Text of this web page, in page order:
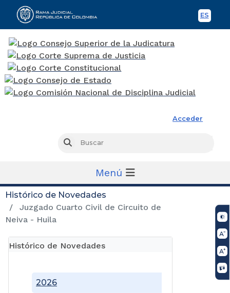
ES
Acceder
Buscar
Menú
Histórico de Novedades
Juzgado Cuarto Civil de Circuito de
Neiva - Huila
Histórico de Novedades
2026